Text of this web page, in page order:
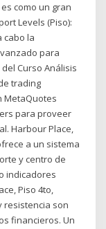
es como un gran
Levels (Piso):
cabo la
para
Curso Análisis
trading
MetaQuotes
para proveer
Harbour Place,
a un sistema
y centro de
indicadores
Piso 4to,
resistencia son
financieros. Un